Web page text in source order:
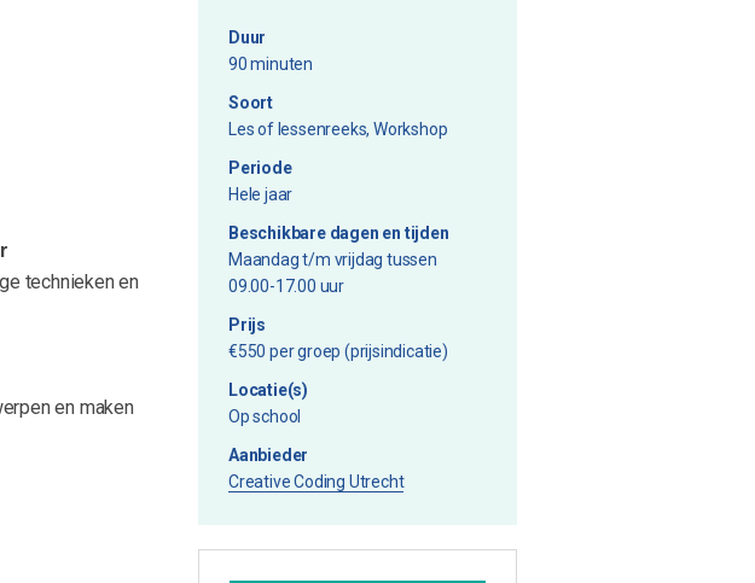
technieken en
en maken
Duur
90 minuten
Soort
Les of lessenreeks, Workshop
Periode
Hele jaar
Beschikbare dagen en tijden
Maandag t/m vrijdag tussen
09.00-17.00 uur
Prijs
€550 per groep (prijsindicatie)
Locatie(s)
Op school
Aanbieder
Creative Coding Utrecht